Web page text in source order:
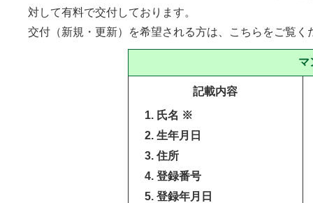
対して有料で交付しております。
交付（新規・更新）を希望される方は、こちらをご
マ
記載内容
氏名 ※
生年月日
住所
登録番号
登録年月日